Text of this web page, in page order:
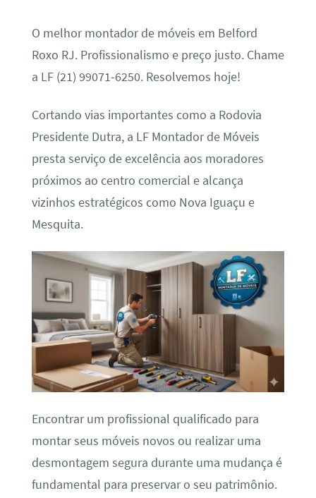
O melhor montador de móveis em Belford
Roxo RJ. Profissionalismo e preço justo. Chame
a LF (21) 99071-6250. Resolvemos hoje!
Cortando vias importantes como a Rodovia
Presidente Dutra, a LF Montador de Móveis
presta serviço de excelência aos moradores
próximos ao centro comercial e alcança
vizinhos estratégicos como Nova Iguaçu e
Mesquita.
Encontrar um profissional qualificado para
montar seus móveis novos ou realizar uma
desmontagem segura durante uma mudança é
fundamental para preservar o seu patrimônio.